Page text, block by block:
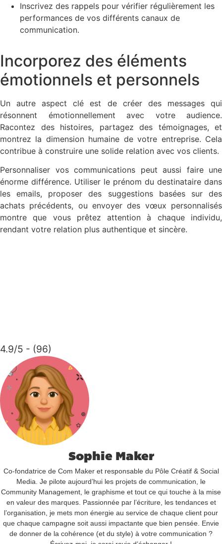
Inscrivez des rappels pour vérifier régulièrement les
performances de vos différents canaux de
communication.
Incorporez des éléments
émotionnels et personnels
Un autre aspect clé est de créer des messages qui
résonnent émotionnellement avec votre audience.
Racontez des histoires, partagez des témoignages, et
montrez la dimension humaine de votre entreprise. Cela
contribue à construire une solide relation avec vos clients.
Personnaliser vos communications peut aussi faire une
énorme différence. Utiliser le prénom du destinataire dans
les emails, proposer des suggestions basées sur des
achats précédents, ou envoyer des vœux personnalisés
montre que vous prêtez attention à chaque individu,
rendant votre relation plus authentique et sincère.
4.9/5 - (96)
Sophie Maker
Co-fondatrice de Com Maker et responsable du Pôle Créatif & Social
Media. Je pilote aujourd’hui les projets de communication, le
Community Management, le graphisme et tout ce qui touche à la mise
en valeur des marques. Passionnée par l’écriture, les tendances et
l’organisation, je mets mon énergie au service de chaque client pour
que chaque campagne soit aussi impactante que bien pensée. Envie
de donner de la cohérence (et du style) à votre communication ?